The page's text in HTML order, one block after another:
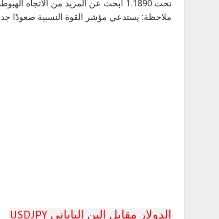
تحت 1.1890 ابحث عن المزيد من الاتجاه الهبوطي مع 1.1875 و 1.1860 كأهداف.
ملاحظة: يستدعي مؤشر القوة النسبية صعودًا
الدولار مقابل الين الياباني USDJPY